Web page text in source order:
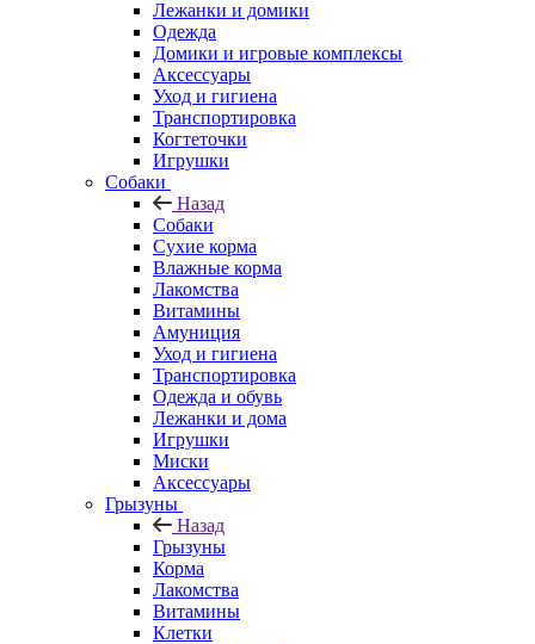
Лежанки и домики
Одежда
Домики и игровые комплексы
Аксессуары
Уход и гигиена
Транспортировка
Когтеточки
Игрушки
Собаки
Назад
Собаки
Сухие корма
Влажные корма
Лакомства
Витамины
Амуниция
Уход и гигиена
Транспортировка
Одежда и обувь
Лежанки и дома
Игрушки
Миски
Аксессуары
Грызуны
Назад
Грызуны
Корма
Лакомства
Витамины
Клетки